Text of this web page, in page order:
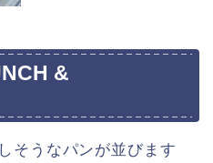
&
そうなパンが並びます